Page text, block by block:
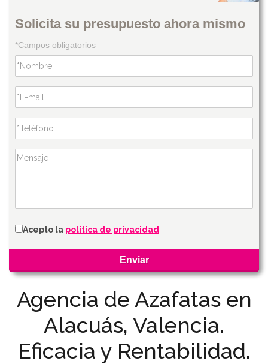
Agencia de Azafatas en
Alacuás, Valencia.
Eficacia y Rentabilidad.
Solicita su presupuesto ahora mismo
*Campos obligatorios
Acepto la política de privacidad